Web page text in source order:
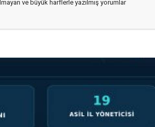
ve büyük harflerle yazılmış yorumlar